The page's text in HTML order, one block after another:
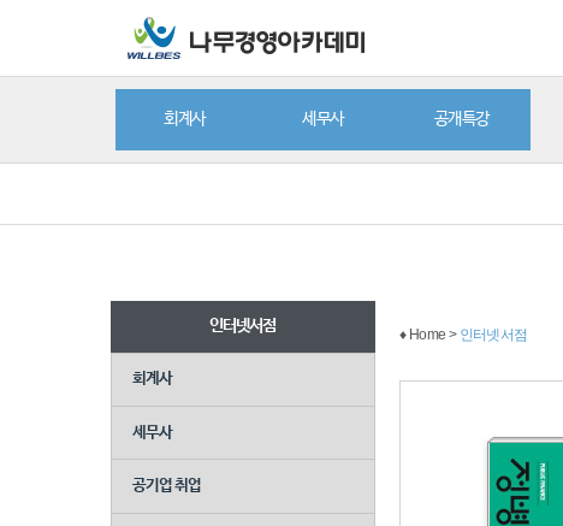
회계사 세무사 공개특강
인터넷서점
회계사
세무사
공기업 취업
♦ Home > 인터넷서점